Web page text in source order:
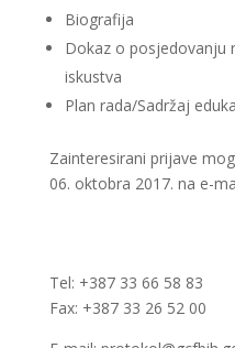
Biografija
Dokaz o posjedovanju
iskustva
Plan rada/Sadržaj
Zainteresirani prijave
06. oktobra 2017. na e-
Tel: +387 33 66 58 83
Fax: +387 33 26 52 00